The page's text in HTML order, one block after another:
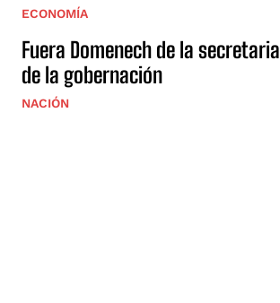
ECONOMÍA
Fuera Domenech de la secretaria
de la gobernación
NACIÓN